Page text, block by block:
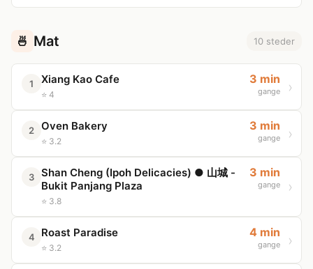
🍜 Mat 10 steder
1 Xiang Kao Cafe
⭐ 4
3 min
gange
2 Oven Bakery
⭐ 3.2
3 min
gange
3
Shan Cheng (Ipoh Delicacies) ● 山城 -
Bukit Panjang Plaza
⭐ 3.8
3 min
gange
4 Roast Paradise
⭐ 3.2
4 min
gange